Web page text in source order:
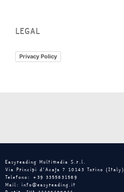
LEGAL
Privacy Policy
Easyreading Multimedia S.r.l.
Via Principi d’Acaja 7 10143 Torino (Italy)
Telefono: +39 3355631569
Mail: info@easyreading.it